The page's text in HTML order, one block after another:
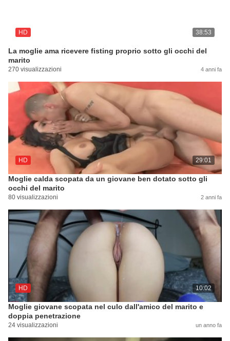
HD 38:53
La moglie ama ricevere fisting proprio sotto gli occhi del
marito
270 visualizzazioni 4 anni fa
HD 29:01
Moglie calda scopata da un giovane ben dotato sotto gli
occhi del marito
80 visualizzazioni 2 anni fa
HD 10:02
Moglie giovane scopata nel culo dall'amico del marito e
doppia penetrazione
24 visualizzazioni un anno fa